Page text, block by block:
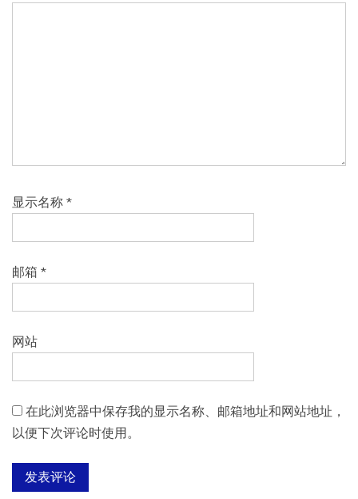
显示名称 *
邮箱 *
网站
在此浏览器中保存我的显示名称、邮箱地址和网站地址，
以便下次评论时使用。